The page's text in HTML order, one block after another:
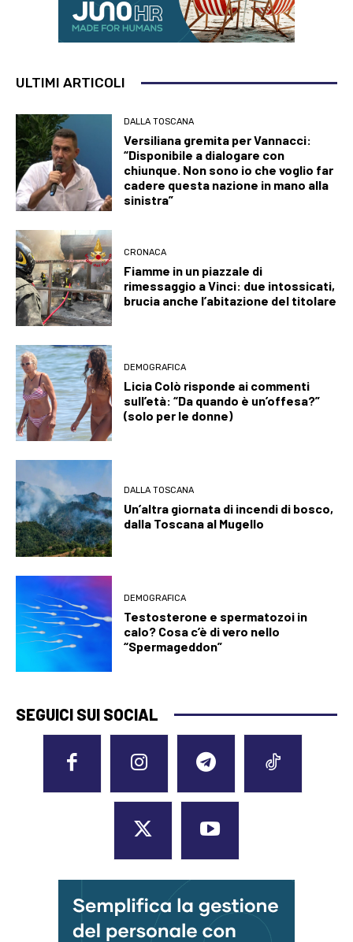
ULTIMI ARTICOLI
DALLA TOSCANA
Versiliana gremita per Vannacci:
“Disponibile a dialogare con
chiunque. Non sono io che voglio far
cadere questa nazione in mano alla
sinistra”
CRONACA
Fiamme in un piazzale di
rimessaggio a Vinci: due intossicati,
brucia anche l’abitazione del titolare
DEMOGRAFICA
Licia Colò risponde ai commenti
sull’età: “Da quando è un’offesa?”
(solo per le donne)
DALLA TOSCANA
Un’altra giornata di incendi di bosco,
dalla Toscana al Mugello
DEMOGRAFICA
Testosterone e spermatozoi in
calo? Cosa c’è di vero nello
“Spermageddon”
SEGUICI SUI SOCIAL